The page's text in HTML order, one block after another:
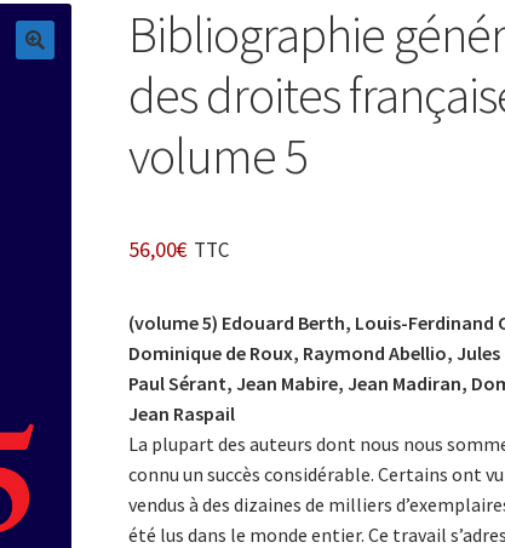
Bibliographie
des droites
volume 5
56,00€ TTC
(volume 5) Edouard Berth, Louis-Ferdinand
Dominique de Roux, Raymond Abellio,
Paul Sérant, Jean Mabire, Jean Madiran,
Jean Raspail
La plupart des auteurs dont nous nous
connu un succès considérable. Certains ont
vendus à des dizaines de milliers
été lus dans le monde entier. Ce travail